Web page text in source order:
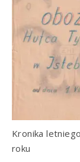
Kronika
roku